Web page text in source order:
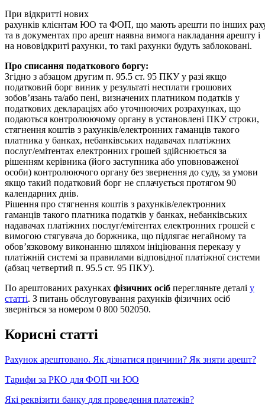
При відкритті нових
рахунків клієнтам ЮО та ФОП, що мають арешти по інших рах
та в документах про арешт наявна вимога накладання арешту і
на нововідкриті рахунки, то такі рахунки будуть заблоковані.
Про списання податкового боргу:
Згідно з абзацом другим п. 95.5 ст. 95 ПКУ у разі якщо
податковий борг виник у результаті несплати грошових
зобов’язань та/або пені, визначених платником податків у
податкових деклараціях або уточнюючих розрахунках, що
подаються контролюючому органу в установлені ПКУ строки,
стягнення коштів з рахунків/електронних гаманців такого
платника у банках, небанківських надавачах платіжних
послуг/емітентах електронних грошей здійснюється за
рішенням керівника (його заступника або уповноваженої
особи) контролюючого органу без звернення до суду, за умови
якщо такий податковий борг не сплачується протягом 90
календарних днів.
Рішення про стягнення коштів з рахунків/електронних
гаманців такого платника податків у банках, небанківських
надавачах платіжних послуг/емітентах електронних грошей є
вимогою стягувача до боржника, що підлягає негайному та
обов’язковому виконанню шляхом ініціювання переказу у
платіжній системі за правилами відповідної платіжної системи
(абзац четвертий п. 95.5 ст. 95 ПКУ).
По арештованих рахунках фізичних осіб перегляньте деталі у
статті. З питань обслуговування рахунків фізичних осіб
зверніться за номером 0 800 502050.
Корисні статті
Рахунок арештовано. Як дізнатися причини? Як зняти арешт?
Тарифи за РКО для ФОП чи ЮО
Які реквізити банку для проведення платежів?